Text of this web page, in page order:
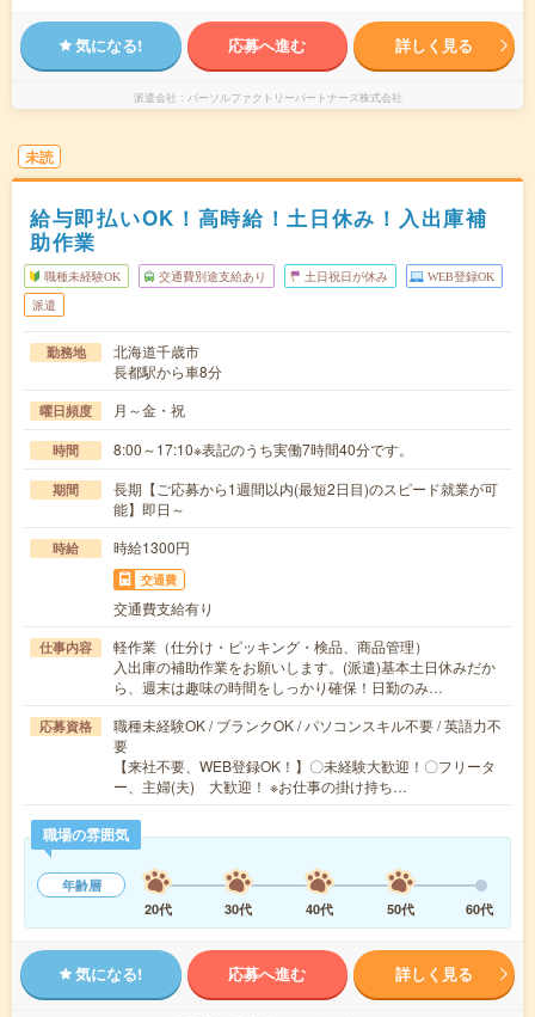
気になる! 応募へ進む 詳しく見る
派遣会社 パーソルファクトリーパートナーズ株式会社
未読
給与即払いOK！高時給！土日休み！入出庫補
助作業
職種未経験OK 交通費別途支給あり 土日祝日が休み WEB登録OK
派遣
勤務地
北海道千歳市
長都駅から車8分
曜日頻度 月～金・祝
時間 8:00～17:10※表記のうち実働7時間40分です。
期間
長期【ご応募から1週間以内(最短2日目)のスピード就業が可
能】即日～
時給 時給1300円
交通費
交通費支給有り
仕事内容
軽作業（仕分け・ピッキング・検品、商品管理）
入出庫の補助作業をお願いします。(派遣)基本土日休みだか
ら、週末は趣味の時間をしっかり確保！日勤のみ…
応募資格
職種未経験OK / ブランクOK / パソコンスキル不要 / 英語力不
要
【来社不要、WEB登録OK！】〇未経験大歓迎！〇フリータ
ー、主婦(夫) 大歓迎！ ※お仕事の掛け持ち…
職場の雰囲気
年齢層
20代
30代 40代 50代 60代
気になる! 応募へ進む 詳しく見る